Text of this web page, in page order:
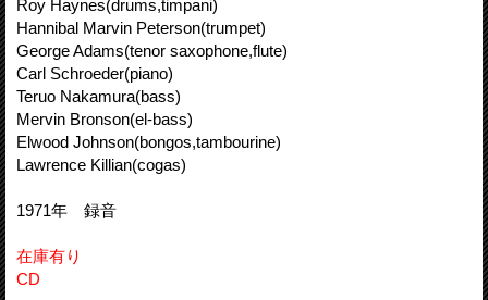
Roy Haynes(drums,timpani)
Hannibal Marvin Peterson(trumpet)
George Adams(tenor saxophone,flute)
Carl Schroeder(piano)
Teruo Nakamura(bass)
Mervin Bronson(el-bass)
Elwood Johnson(bongos,tambourine)
Lawrence Killian(cogas)
1971年 録音
在庫有り
CD